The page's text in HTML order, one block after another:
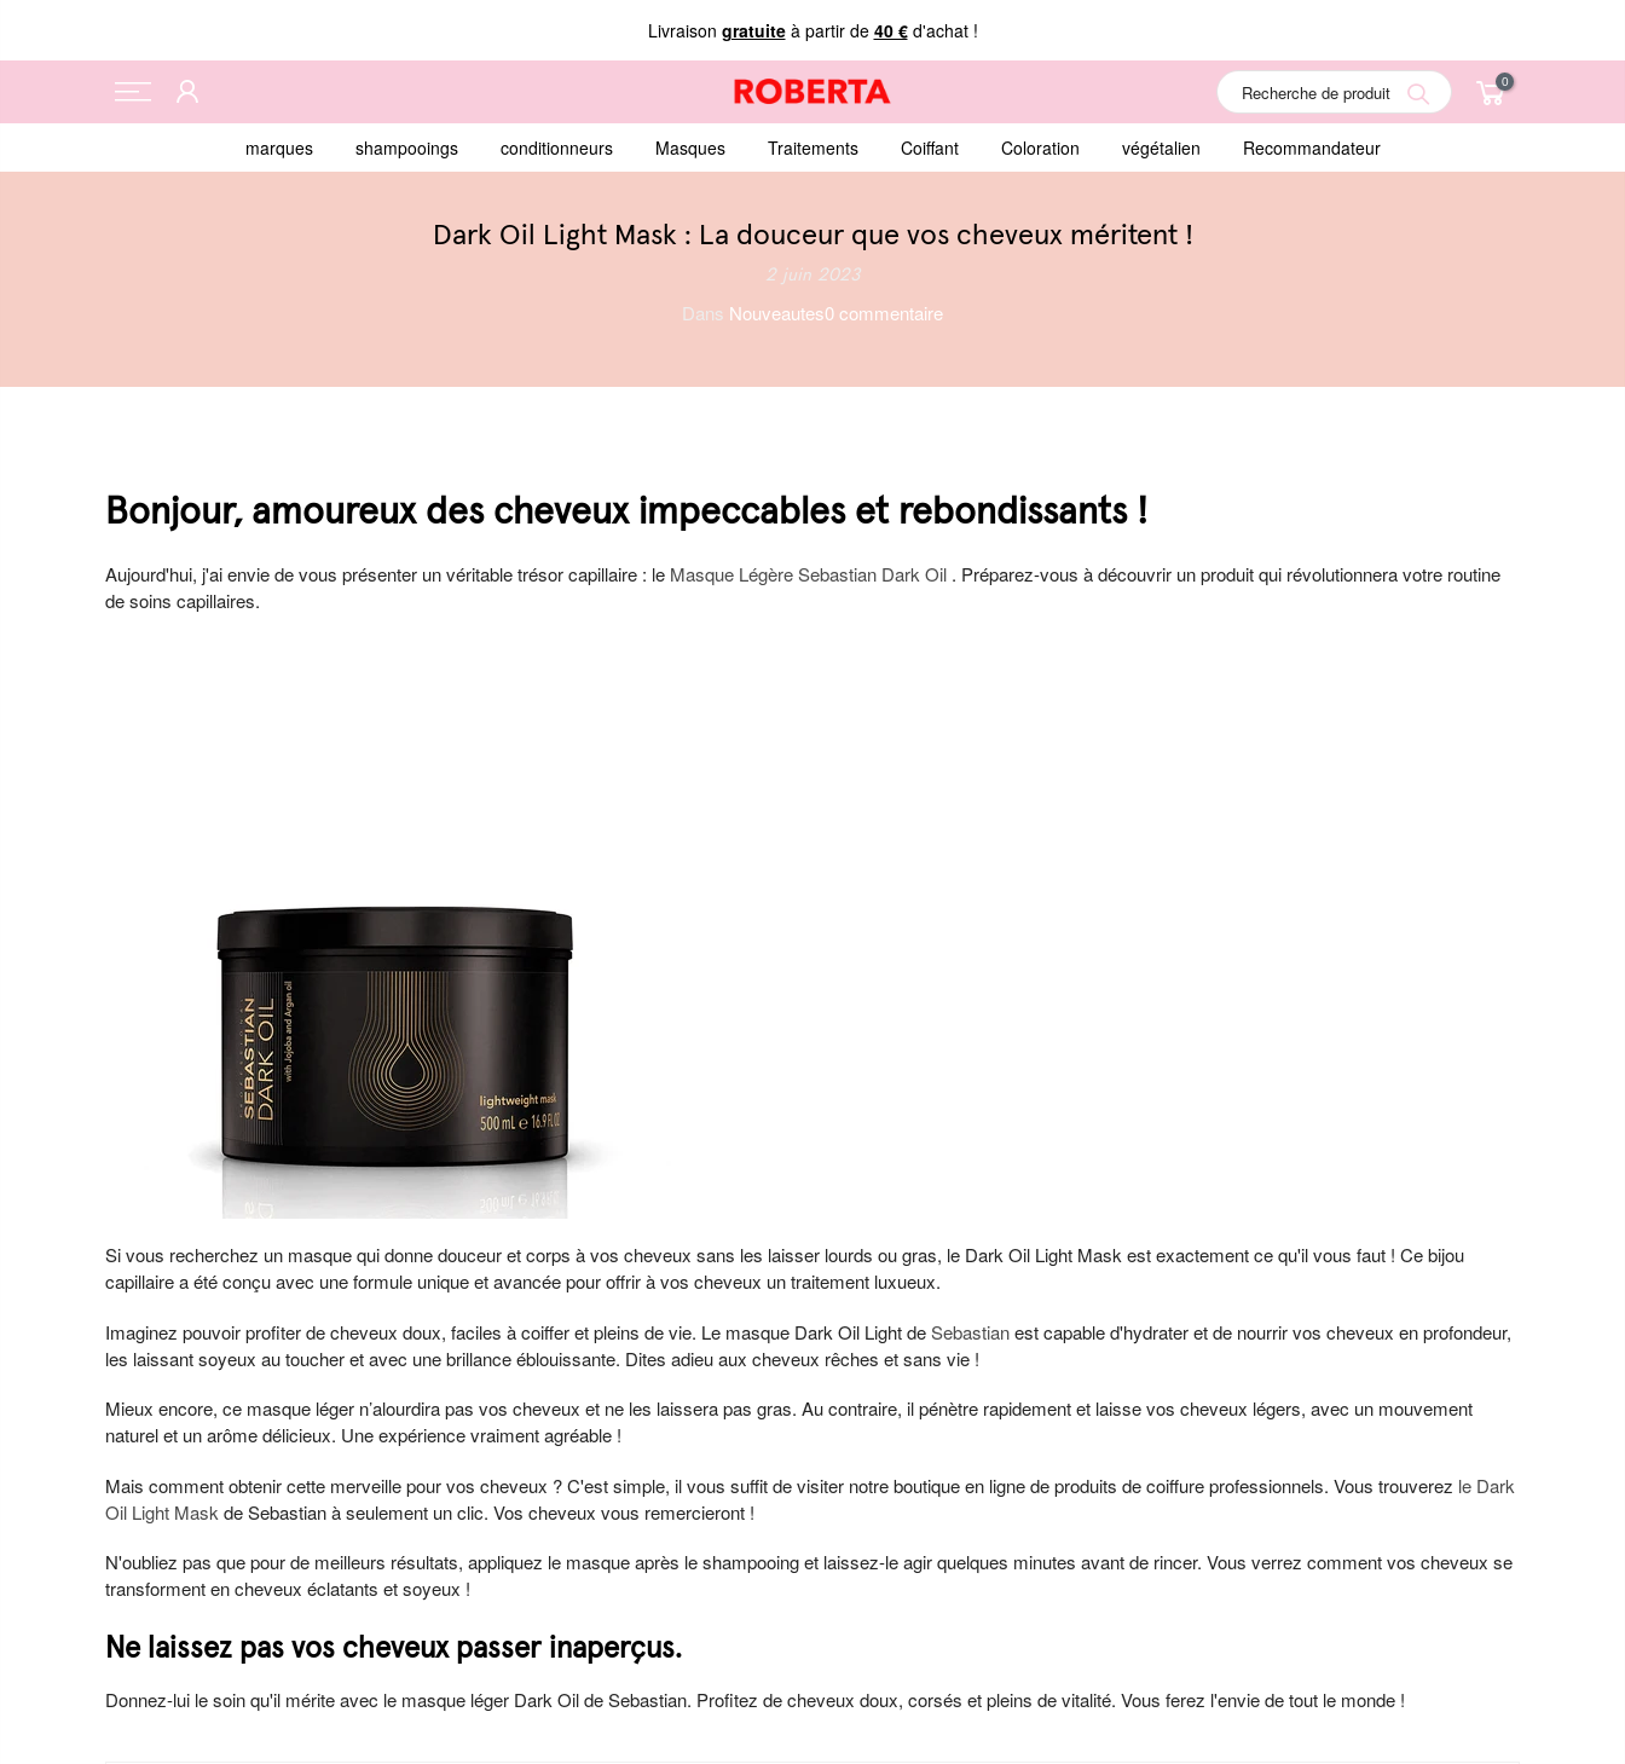
Livraison gratuiteà partir de 40 €d'achat !
Search0
marques shampooings conditionneurs Masques Traitements Coiffant Coloration végétalien Recommandateur
Dark Oil Light Mask : La douceur que vos cheveux méritent !
2 juin 2023
Dans Nouveautes0 commentaire
Bonjour, amoureux des cheveux impeccables et rebondissants !
Aujourd'hui, j'ai envie de vous présenter un véritable trésor capillaire : le Masque Légère Sebastian Dark Oil . Préparez-vous à découvrir un produit qui révolutionnera votre routine
de soins capillaires.
Si vous recherchez un masque qui donne douceur et corps à vos cheveux sans les laisser lourds ou gras, le Dark Oil Light Mask est exactement ce qu'il vous faut ! Ce bijou
capillaire a été conçu avec une formule unique et avancée pour offrir à vos cheveux un traitement luxueux.
Imaginez pouvoir profiter de cheveux doux, faciles à coiffer et pleins de vie. Le masque Dark Oil Light deSebastianest capable d'hydrater et de nourrir vos cheveux en profondeur,
les laissant soyeux au toucher et avec une brillance éblouissante. Dites adieu aux cheveux rêches et sans vie !
Mieux encore, ce masque léger n’alourdira pas vos cheveux et ne les laissera pas gras. Au contraire, il pénètre rapidement et laisse vos cheveux légers, avec un mouvement
naturel et un arôme délicieux. Une expérience vraiment agréable !
Mais comment obtenir cette merveille pour vos cheveux ? C'est simple, il vous suffit de visiter notre boutique en ligne de produits de coiffure professionnels. Vous trouverez le Dark
Oil Light Mask de Sebastian à seulement un clic. Vos cheveux vous remercieront !
N'oubliez pas que pour de meilleurs résultats, appliquez le masque après le shampooing et laissez-le agir quelques minutes avant de rincer. Vous verrez comment vos cheveux se
transforment en cheveux éclatants et soyeux !
Ne laissez pas vos cheveux passer inaperçus.
Donnez-lui le soin qu'il mérite avec le masque léger Dark Oil de Sebastian. Profitez de cheveux doux, corsés et pleins de vitalité. Vous ferez l'envie de tout le monde !